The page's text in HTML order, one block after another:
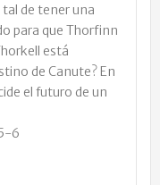
de tener una
para que Thorfinn
está
de Canute? En
el futuro de un
6